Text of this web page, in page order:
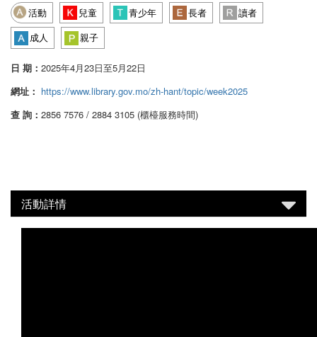
活動 兒童 青少年 長者
讀者
成人
親子
日 期： 2025年4月23日至5月22日
網址： https://www.library.gov.mo/zh-hant/topic/week2025
查 詢： 2856 7576 / 2884 3105 (櫃檯服務時間)
活動詳情